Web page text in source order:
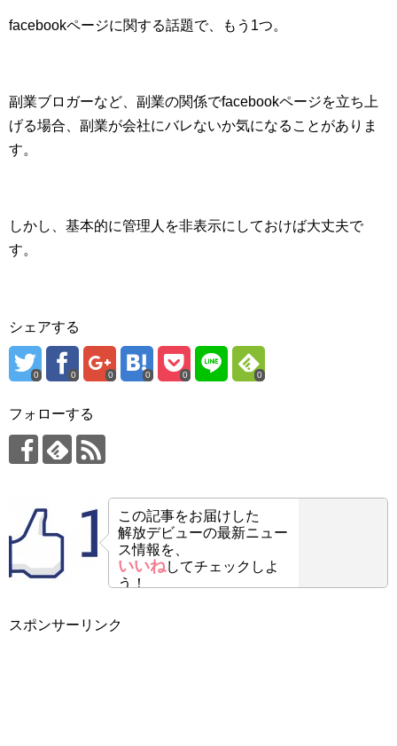
facebookページに関する話題で、もう1つ。
副業ブロガーなど、副業の関係でfacebookページを立ち上
げる場合、副業が会社にバレないか気になることがありま
す。
しかし、基本的に管理人を非表示にしておけば大丈夫で
す。
シェアする
0 0 0 0 0 0
フォローする
この記事をお届けした
解放デビューの最新ニュー
ス情報を、
いいねしてチェックしよ
う！
スポンサーリンク